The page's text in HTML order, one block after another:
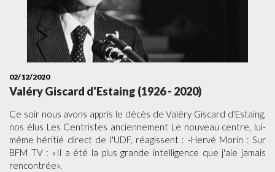
02/12/2020
Valéry Giscard d'Estaing (1926 - 2020)
Ce soir nous avons appris le décès de Valéry Giscard d'Estaing,
nos élus Les Centristes anciennement Le nouveau centre, lui-
même héritié direct de l'UDF, réagissent : -Hervé Morin : Sur
BFM TV : «Il a été la plus grande intelligence que j'aie jamais
rencontrée».